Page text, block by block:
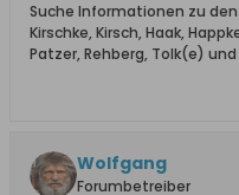
Suche Informationen zu
Kirschke, Kirsch, Haak,
Patzer, Rehberg, Tolk(e)
Wolfgang
Forumbetreiber